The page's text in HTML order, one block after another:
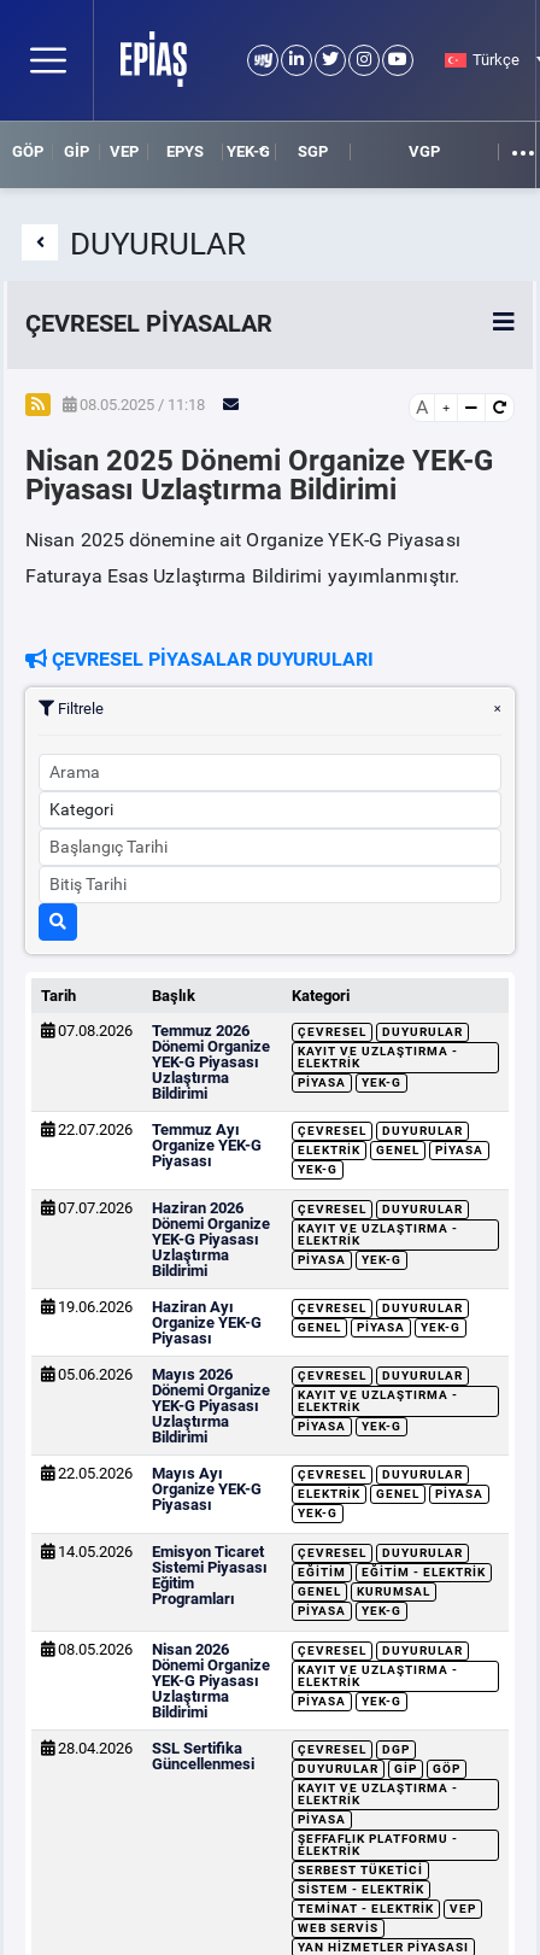
Türkçe
GÖP GİP VEP EPYS YEK-G SGP VGP
DUYURULAR
ÇEVRESEL PİYASALAR
YEK-G Piyasası
YEK-G Nedir?
08.05.2025 / 11:18 A
Nisan 2025 Dönemi Organize YEK-G
Piyasası Uzlaştırma Bildirimi
Nisan 2025 dönemine ait Organize YEK-G Piyasası
Faturaya Esas Uzlaştırma Bildirimi yayımlanmıştır.
ÇEVRESEL PİYASALAR DUYURULARI
Filtrele
Tarih Başlık
Kategori
07.08.2026
Temmuz 2026
Dönemi Organize
YEK-G Piyasası
Uzlaştırma
Bildirimi
ÇEVRESEL
DUYURULAR
KAYIT VE UZLAŞTIRMA -
ELEKTRIK
PIYASA
YEK-G
22.07.2026
Temmuz Ayı
Organize YEK-G
Piyasası
ÇEVRESEL
DUYURULAR
ELEKTRIK
GENEL
PIYASA
YEK-G
07.07.2026
Haziran 2026
Dönemi Organize
YEK-G Piyasası
Uzlaştırma
Bildirimi
ÇEVRESEL
DUYURULAR
KAYIT VE UZLAŞTIRMA -
ELEKTRIK
PIYASA
YEK-G
19.06.2026
Haziran Ayı
Organize YEK-G
Piyasası
ÇEVRESEL
DUYURULAR
GENEL
PIYASA YEK-G
05.06.2026
Mayıs 2026
Dönemi Organize
YEK-G Piyasası
Uzlaştırma
Bildirimi
ÇEVRESEL
DUYURULAR
KAYIT VE UZLAŞTIRMA -
ELEKTRIK
PIYASA
YEK-G
22.05.2026
Mayıs Ayı
Organize YEK-G
Piyasası
ÇEVRESEL
DUYURULAR
ELEKTRIK
GENEL
PIYASA
YEK-G
14.05.2026
Emisyon Ticaret
Sistemi Piyasası
Eğitim
Programları
ÇEVRESEL
DUYURULAR
EĞITIM
EĞITIM - ELEKTRIK
GENEL
KURUMSAL
PIYASA
YEK-G
08.05.2026
Nisan 2026
Dönemi Organize
YEK-G Piyasası
Uzlaştırma
Bildirimi
ÇEVRESEL
DUYURULAR
KAYIT VE UZLAŞTIRMA -
ELEKTRIK
PIYASA
YEK-G
28.04.2026
SSL Sertifika
Güncellenmesi
ÇEVRESEL
DGP
DUYURULAR
GİP
GÖP
KAYIT VE UZLAŞTIRMA -
ELEKTRIK
PIYASA
ŞEFFAFLIK PLATFORMU -
ELEKTRIK
SERBEST TÜKETICI
SISTEM - ELEKTRIK
TEMINAT - ELEKTRIK
VEP
WEB SERVIS
YAN HIZMETLER PIYASASI